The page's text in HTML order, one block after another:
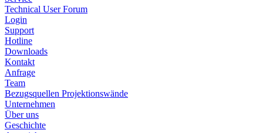
Technical User Forum
Login
Support
Hotline
Downloads
Kontakt
Anfrage
Team
Bezugsquellen Projektionswände
Unternehmen
Über uns
Geschichte